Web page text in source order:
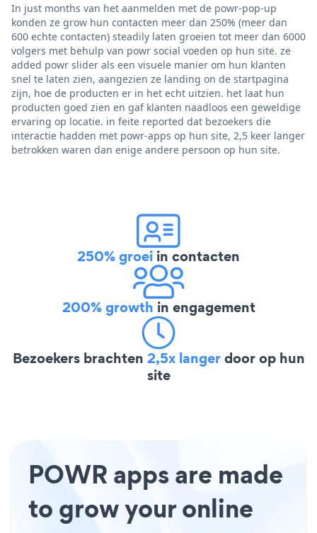
In just months van het aanmelden met de powr-pop-up
konden ze grow hun contacten meer dan 250% (meer dan
600 echte contacten) steadily laten groeien tot meer dan 6000
volgers met behulp van powr social voeden op hun site. ze
added powr slider als een visuele manier om hun klanten
snel te laten zien, aangezien ze landing on de startpagina
zijn, hoe de producten er in het echt uitzien. het laat hun
producten goed zien en gaf klanten naadloos een geweldige
ervaring op locatie. in feite reported dat bezoekers die
interactie hadden met powr-apps op hun site, 2,5 keer langer
betrokken waren dan enige andere persoon op hun site.
250% groei in contacten
200% growth in engagement
Bezoekers brachten 2,5x langerdoor op hun
site
POWR apps are made
to grow your online